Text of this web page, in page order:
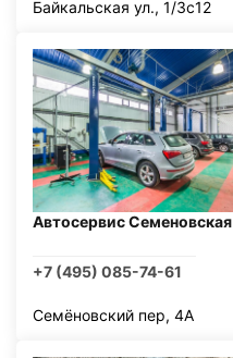
Байкальская ул., 1/3с12
Автосервис Семеновская
+7 (495) 085-74-61
Семёновский пер, 4А